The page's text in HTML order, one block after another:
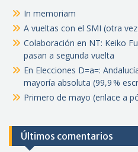
In memoriam
A vueltas con el SMI (otra
Colaboración en NT: Keiko
pasan a segunda vuelta
En Elecciones D=a=:
mayoría absoluta (99,9 %
Primero de mayo (enlace a
Últimos comentarios